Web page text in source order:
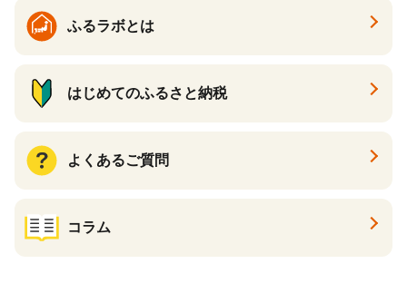
ふるラボとは
はじめてのふるさと納税
よくあるご質問
コラム